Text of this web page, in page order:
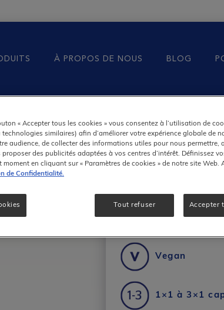
À PROPOS DE NOUS BLOG
Extrait de pin
Vegan
1×1 à 3×1
« Accepter tous les cookies » vous consentez à l’utilisation de
similaires) afin d’améliorer votre expérience globale de
audience, de collecter des informations utiles pour nous permettre,
des publicités adaptées à vos centres d’intérêt. Définissez
moment en cliquant sur « Paramètres de cookies » de notre site Web.
de Confidentialité.
Tout refuser Accepter